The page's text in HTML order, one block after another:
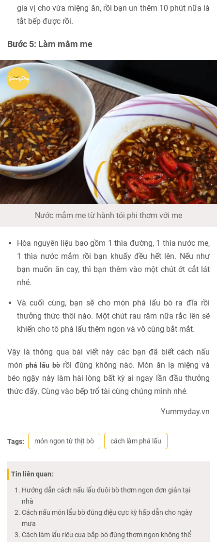
gia vị cho vừa miệng ăn, rồi bạn un thêm 10 phút nữa là
tắt bếp được rồi.
Bước 5: Làm mắm me
Nước mắm me từ hành tỏi phi thơm với me
Hòa nguyên liệu bao gồm 1 thìa đường, 1 thìa nước me,
1 thìa nước mắm rồi bạn khuấy đều hết lên. Nếu như
bạn muốn ăn cay, thì bạn thêm vào một chút ớt cắt lát
nhé.
Và cuối cùng, bạn sẽ cho món phá lấu bò ra đĩa rồi
thưởng thức thôi nào. Một chút rau răm nữa rắc lên sẽ
khiến cho tô phá lấu thêm ngon và vô cùng bắt mắt.
Vậy là thông qua bài viết này các bạn đã biết cách nấu
mónphá lấu bòrồi đúng không nào. Món ăn lạ miệng và
béo ngậy này làm hài lòng bất kỳ ai ngay lần đầu thưởng
thức đấy. Cùng vào bếp trổ tài cùng chúng mình nhé.
Yummyday.vn
Tags: món ngon từ thịt bò cách làm phá lấu
Tin liên quan:
Hướng dẫn cách nấu lẩu đuôi bò thơm ngon đơn giản tại
nhà
Cách nấu món lẩu bò đúng điệu cực kỳ hấp dẫn cho ngày
mưa
Cách làm lẩu riêu cua bắp bò đúng thơm ngon không thể